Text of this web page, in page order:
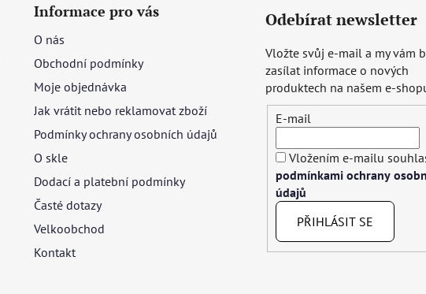
Informace pro vás
O nás
Obchodní podmínky
Moje objednávka
Jak vrátit nebo reklamovat zboží
Podmínky ochrany osobních údajů
O skle
Dodací a platební podmínky
Časté dotazy
Velkoobchod
Kontakt
Odebírat newsletter
Vložte svůj e-mail a my vám
zasílat informace o nových
produktech na našem e-
E-mail
Vložením e-mailu
podmínkami ochrany
údajů
PŘIHLÁSIT SE